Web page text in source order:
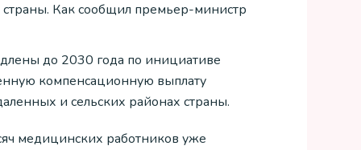
страны. Как сообщил премьер-министр
до 2030 года по инициативе
компенсационную выплату
и сельских районах страны.
медицинских работников уже